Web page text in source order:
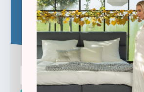
Blijf op de
Schrijf u hier in voor de gratis